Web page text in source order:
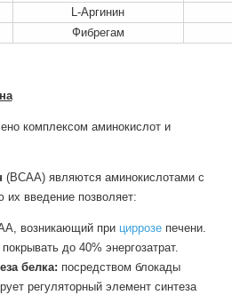
L-Аргинин
Фибрегам
комплексом аминокислот и
(ВСАА) являются аминокислотами с
их введение позволяет:
возникающий при циррозепечени.
до 40% энергозатрат.
белка: посредством блокады
регуляторный элемент синтеза